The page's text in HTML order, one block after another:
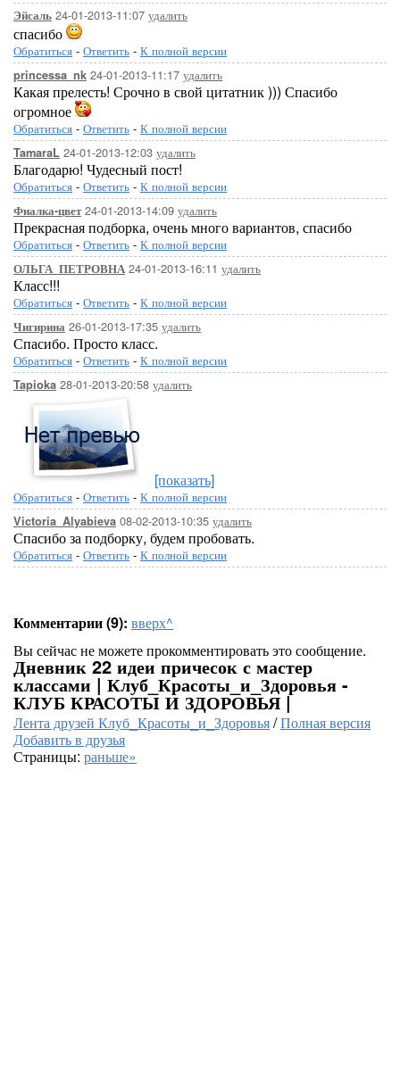
Эйсаль 24-01-2013-11:07 удалить
спасибо
Обратиться - Ответить - К полной версии
princessa_nk 24-01-2013-11:17 удалить
Какая прелесть! Срочно в свой цитатник ))) Спасибо
огромное
Обратиться - Ответить - К полной версии
TamaraL 24-01-2013-12:03 удалить
Благодарю! Чудесный пост!
Обратиться - Ответить - К полной версии
Фиалка-цвет24-01-2013-14:09 удалить
Прекрасная подборка, очень много вариантов, спасибо
Обратиться - Ответить - К полной версии
ОЛЬГА_ПЕТРОВНА 24-01-2013-16:11 удалить
Класс!!!
Обратиться - Ответить - К полной версии
Чигирина 26-01-2013-17:35 удалить
Спасибо. Просто класс.
Обратиться - Ответить - К полной версии
Tapioka 28-01-2013-20:58 удалить
[показать]
Обратиться - Ответить - К полной версии
Victoria_Alyabieva 08-02-2013-10:35 удалить
Спасибо за подборку, будем пробовать.
Обратиться - Ответить - К полной версии
Комментарии (9): вверх^
Вы сейчас не можете прокомментировать это сообщение.
Дневник 22 идеи причесок с мастер
классами | Клуб_Красоты_и_Здоровья -
КЛУБ КРАСОТЫ И ЗДОРОВЬЯ |
Лента друзей Клуб_Красоты_и_Здоровья/Полная версия
Добавить в друзья
Страницы: раньше»